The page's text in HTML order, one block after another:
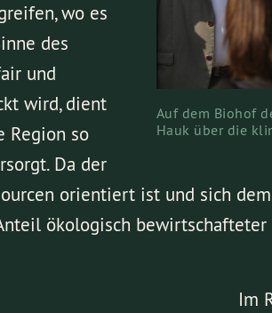
Auf dem Biohof
Hauk über die
wo es
des
und
wird, dient
Region so
Da der
orientiert ist und sich
ökologisch
Im